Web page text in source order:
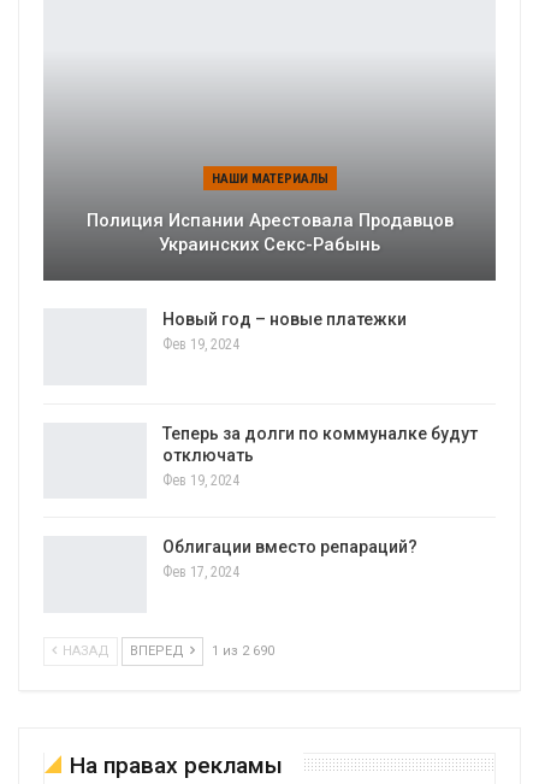
НАШИ МАТЕРИАЛЫ
Полиция Испании Арестовала Продавцов
Украинских Секс-Рабынь
Новый год – новые платежки
Фев 19, 2024
Теперь за долги по коммуналке будут
отключать
Фев 19, 2024
Облигации вместо репараций?
Фев 17, 2024
НАЗАД ВПЕРЕД 1 из 2 690
На правах рекламы